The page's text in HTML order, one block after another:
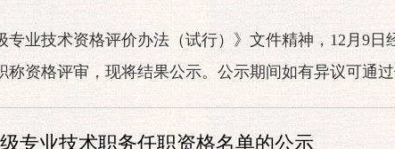
专业技术资格评价办法（试行）》文件精神，12月9
称资格评审，现将结果公示。公示期间如有异议可通
专业技术职务任职资格名单的公示